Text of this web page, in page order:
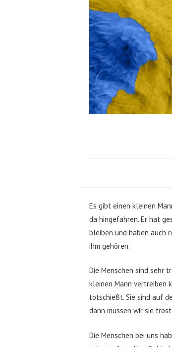
Es gibt einen kleinen
da hingefahren. Er hat
bleiben und haben auch
ihm gehören.
Die Menschen sind sehr
kleinen Mann vertreiben
totschießt. Sie sind auf
dann müssen wir sie
Die Menschen bei uns